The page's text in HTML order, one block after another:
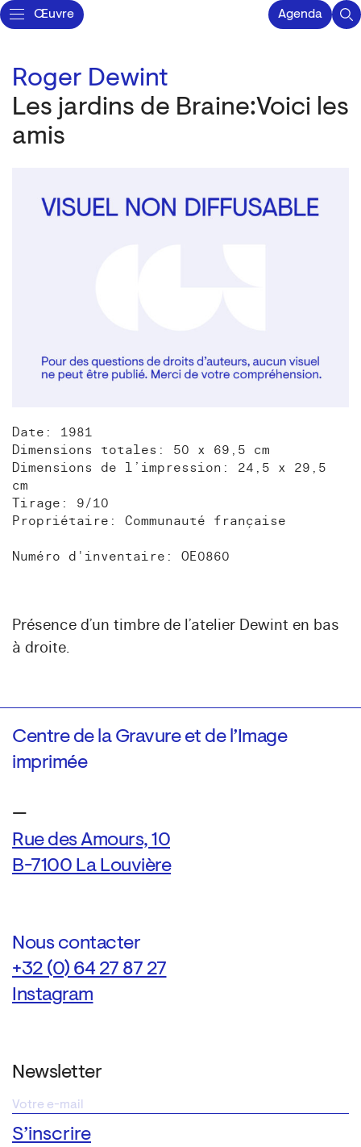
Œuvre Agenda
Roger Dewint
Les jardins de Braine:Voici les
amis
Date: 1981
Dimensions totales: 50 x 69,5 cm
Dimensions de l’impression: 24,5 x 29,5
cm
Tirage: 9/10
Propriétaire: Communauté française
Numéro d'inventaire: OE0860
Présence d’un timbre de l’atelier Dewint en bas
à droite.
Centre de la Gravure et de l’Image
imprimée
—
Rue des Amours, 10
B-7100 La Louvière
Nous contacter
+32 (0) 64 27 87 27
Instagram
Newsletter